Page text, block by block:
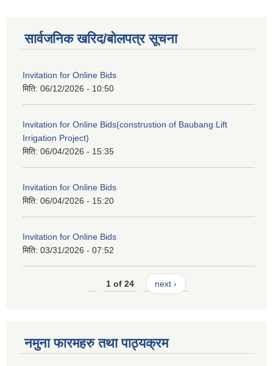
सार्वजनिक खरिद/बोलपत्र सूचना
Invitation for Online Bids
मिति: 06/12/2026 - 10:50
Invitation for Online Bids(construstion of Baubang Lift
Irrigation Project)
मिति: 06/04/2026 - 15:35
Invitation for Online Bids
मिति: 06/04/2026 - 15:20
Invitation for Online Bids
मिति: 03/31/2026 - 07:52
1 of 24 next ›
नमुना फारमहरु तथा पाठ्यक्रम